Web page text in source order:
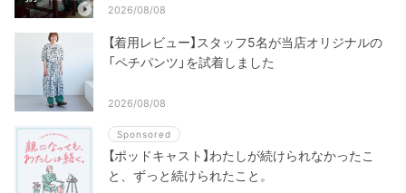
2026/08/08
【着用レビュー】スタッフ5名が当店オリジナルの
「ペチパンツ」を試着しました
2026/08/08
Sponsored
【ポッドキャスト】わたしが続けられなかったこ
と、ずっと続けられたこと。